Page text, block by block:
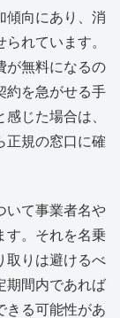
傾向にあり、消
れています。
が無料になるの
約を急がせる手
じた場合は、
正規の窓口に確
いて事業者名や
す。それを名乗
取りは避けるべ
期間内であれば
きる可能性があ